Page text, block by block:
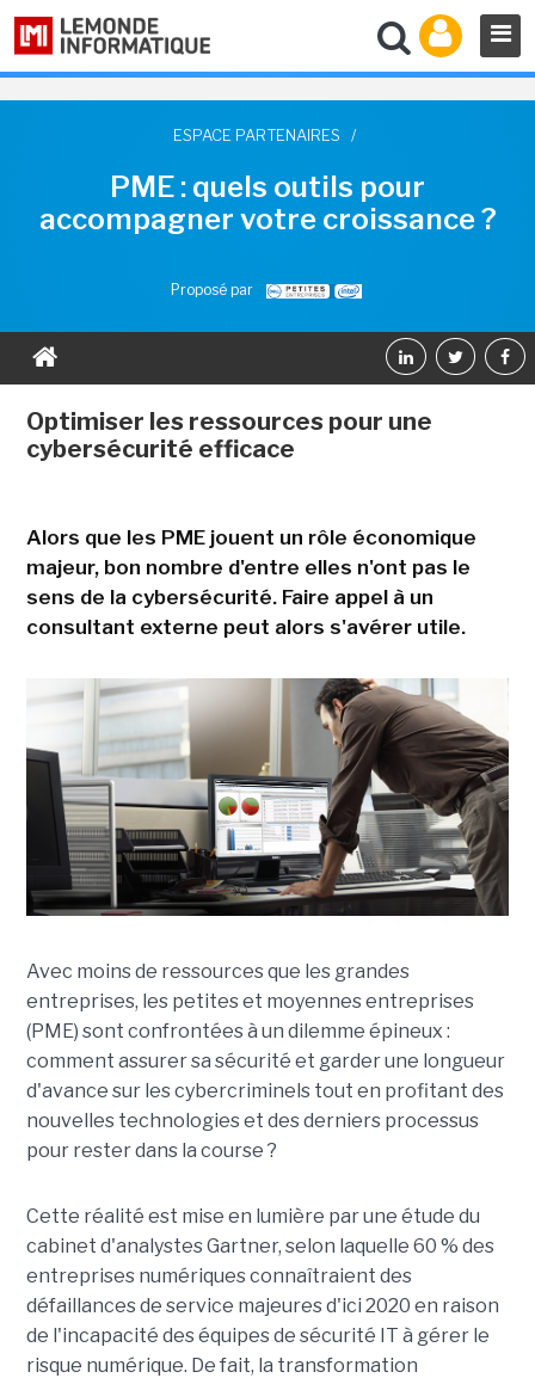
ESPACE PARTENAIRES /
PME : quels outils pour
accompagner votre croissance ?
Proposé par
Optimiser les ressources pour une
cybersécurité efficace
Alors que les PME jouent un rôle économique
majeur, bon nombre d'entre elles n'ont pas le
sens de la cybersécurité. Faire appel à un
consultant externe peut alors s'avérer utile.
Avec moins de ressources que les grandes
entreprises, les petites et moyennes entreprises
(PME) sont confrontées à un dilemme épineux :
comment assurer sa sécurité et garder une longueur
d'avance sur les cybercriminels tout en profitant des
nouvelles technologies et des derniers processus
pour rester dans la course ?
Cette réalité est mise en lumière par une étude du
cabinet d'analystes Gartner, selon laquelle 60 % des
entreprises numériques connaîtraient des
défaillances de service majeures d'ici 2020 en raison
de l'incapacité des équipes de sécurité IT à gérer le
risque numérique. De fait, la transformation